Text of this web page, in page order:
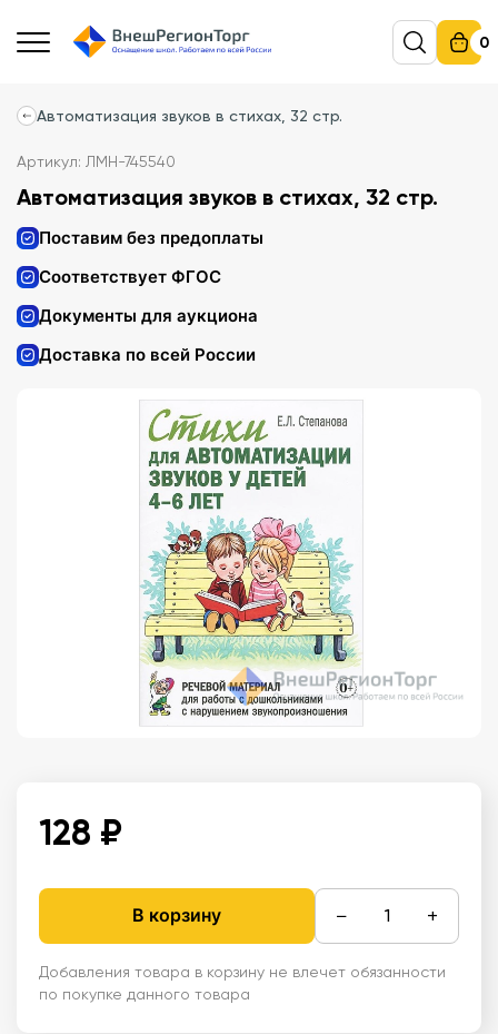
0
Автоматизация звуков в стихах, 32 стр.
Артикул: ЛМН-745540
Автоматизация звуков в стихах, 32 стр.
Поставим без предоплаты
Соответствует ФГОС
Документы для аукциона
Доставка по всей России
128 ₽
В корзину − +
Добавления товара в корзину не влечет обязанности
по покупке данного товара